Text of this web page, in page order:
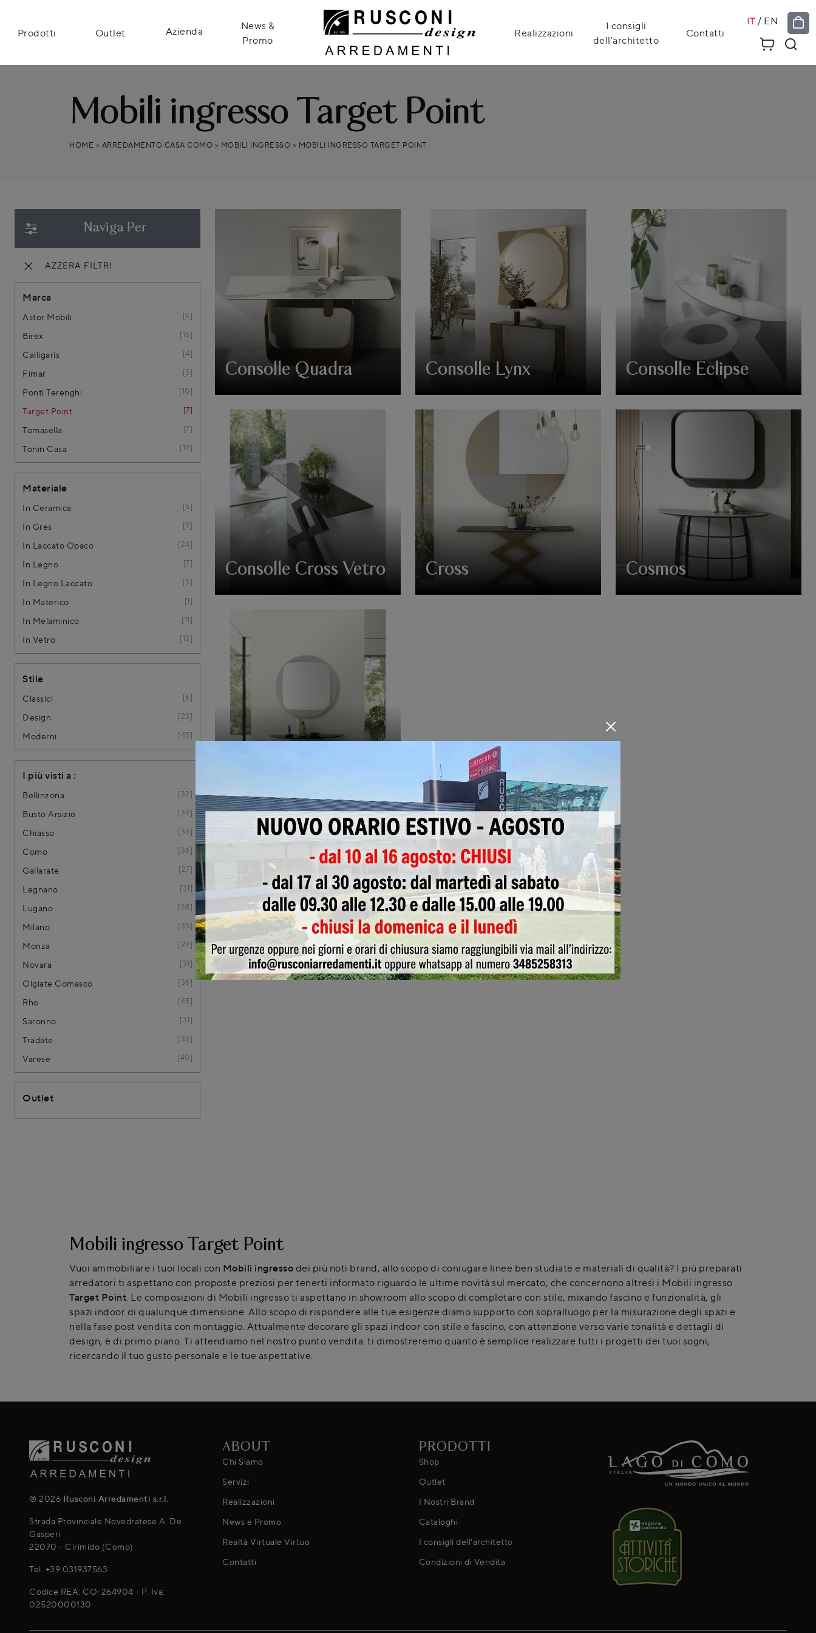
Prodotti Outlet Azienda
News &
Promo
Realizzazioni
I consigli
dell'architetto
Contatti
IT / EN
Mobili ingresso Target Point
HOME > ARREDAMENTO CASA COMO > MOBILI INGRESSO > MOBILI INGRESSO TARGET POINT
Naviga Per
AZZERA FILTRI
Marca
Astor Mobili 6
Birex 16
Calligaris 4
Fimar 5
Ponti Terenghi 10
Target Point 7
Tomasella 7
Tonin Casa 19
Materiale
In Ceramica 6
In Gres 9
In Laccato Opaco 24
In Legno 7
In Legno Laccato 3
In Materico 1
In Melaminico 11
In Vetro 13
Stile
Classici 6
Design 23
Moderni 45
I più visti a :
Bellinzona 32
Busto Arsizio 39
Chiasso 35
Como 36
Gallarate 27
Legnano 31
Lugano 38
Milano 35
Monza 29
Novara 31
Olgiate Comasco 36
Rho 45
Saronno 31
Tradate 33
Varese 40
Outlet
Consolle Quadra Consolle Lynx Consolle Eclipse
Consolle Cross Vetro Cross Cosmos
Mobili ingresso Target Point
Vuoi ammobiliare i tuoi locali con Mobili ingresso dei più noti brand, allo scopo di coniugare linee ben studiate e materiali di qualità? I più preparati
arredatori ti aspettano con proposte preziosi per tenerti informato riguardo le ultime novità sul mercato, che concernono altresì i Mobili ingresso
Target Point. Le composizioni di Mobili ingresso ti aspettano in showroom allo scopo di completare con stile, mixando fascino e funzionalità, gli
spazi indoor di qualunque dimensione. Allo scopo di rispondere alle tue esigenze diamo supporto con sopralluogo per la misurazione degli spazi e
nella fase post vendita con montaggio. Attualmente decorare gli spazi indoor con stile e fascino, con attenzione verso varie tonalità e dettagli di
design, è di primo piano. Ti attendiamo nel nostro punto vendita: ti dimostreremo quanto è semplice realizzare tutti i progetti dei tuoi sogni,
ricercando il tuo gusto personale e le tue aspettative.
® 2026 Rusconi Arredamenti s.r.l.
Strada Provinciale Novedratese A. De
Gasperi
22070 - Cirimido (Como)
Tel. +39 031937563
Codice REA: CO-264904 - P. Iva:
02520000130
ABOUT
Chi Siamo
Servizi
Realizzazioni
News e Promo
Realtà Virtuale Virtuo
Contatti
PRODOTTI
Shop
Outlet
I Nostri Brand
Cataloghi
I consigli dell'architetto
Condizioni di Vendita